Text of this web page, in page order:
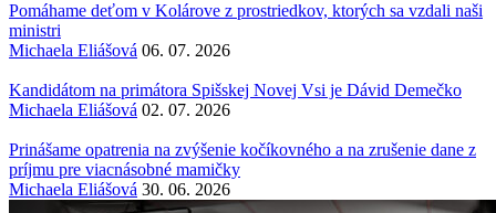
Pomáhame deťom v Kolárove z prostriedkov, ktorých sa vzdali naši
ministri
Michaela Eliášová 06. 07. 2026
Kandidátom na primátora Spišskej Novej Vsi je Dávid Demečko
Michaela Eliášová 02. 07. 2026
Prinášame opatrenia na zvýšenie kočíkovného a na zrušenie dane z
príjmu pre viacnásobné mamičky
Michaela Eliášová 30. 06. 2026